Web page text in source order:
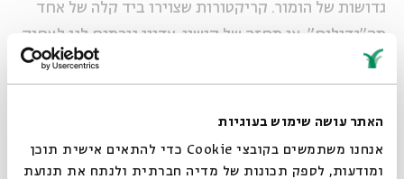
האתר עושה שימוש בעוגיות
אנחנו משתמשים בקובצי Cookie כדי להתאים אישית תוכן
ומודעות, לספק תכונות של מדיה חברתית ולנתח את תנועת
גדושות של הומור. קריקטורות שצוירו ביד קלה של אחד
מה"גדולים", או מחזה של קישון, עדיין גורמים לנו לצחוק
(ולבכות) על מי אנחנו ולמה הפכנו.
"גולאש בפיתה" הוא ערב על היצירה רבת השנים של כמה
הונגרים שנונים, שהשפיעו על דורות של מאיירים,
קריקטוריסטים, כותבים, עיתונאים ומחזאים שנולדו כאן.